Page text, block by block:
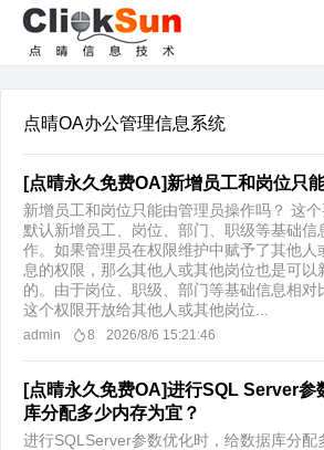
点晴OA办公管理信息系统
[点晴永久免费OA]新增员工和岗位只
新增员工和岗位只能由管理员操作吗？ 这个
默认新增员工、岗位、部门、职级等基础信
作。如果管理员在权限维护中赋予了其他人
息的权限，那么其他人或其他岗位也是可以
的。由于岗位、职级、部门等基础信息相
这个权限开放给其他人或其他岗位...
admin 8 2026/8/6 15:21:46
[点晴永久免费OA]进行SQL Server参
库分配多少内存为宜？
进行SQLServer参数优化时，给数据库分配